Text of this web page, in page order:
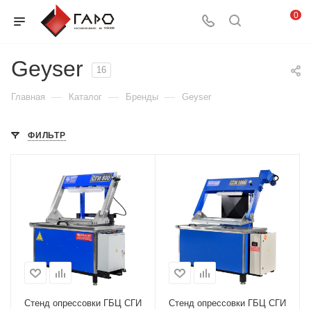
0
Geyser 16
Главная — Каталог — Бренды — Geyser
ФИЛЬТР
Стенд опрессовки ГБЦ СГИ
Стенд опрессовки ГБЦ СГИ